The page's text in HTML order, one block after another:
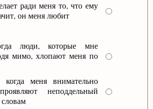
ради меня то, что ему
он меня любит
люди, которые мне
мимо, хлопают меня по
меня внимательно
неподдельный